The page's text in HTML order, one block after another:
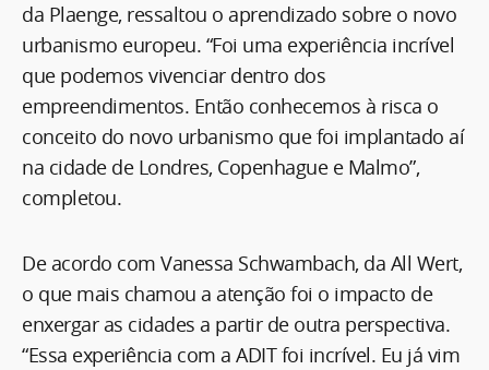
da Plaenge, ressaltou o aprendizado sobre o novo
urbanismo europeu. “Foi uma experiência incrível
que podemos vivenciar dentro dos
empreendimentos. Então conhecemos à risca o
conceito do novo urbanismo que foi implantado aí
na cidade de Londres, Copenhague e Malmo”,
completou.
De acordo com Vanessa Schwambach, da All Wert,
o que mais chamou a atenção foi o impacto de
enxergar as cidades a partir de outra perspectiva.
“Essa experiência com a ADIT foi incrível. Eu já vim